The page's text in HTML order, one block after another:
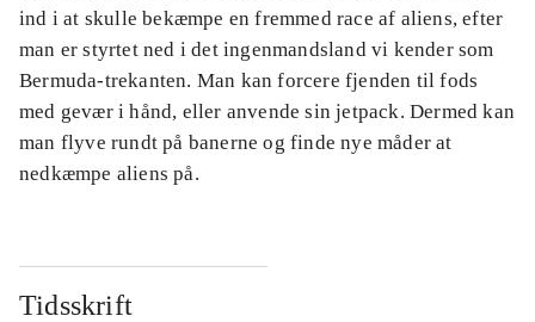
ind i at skulle bekæmpe en fremmed race af aliens, efter
man er styrtet ned i det ingenmandsland vi kender som
Bermuda-trekanten. Man kan forcere fjenden til fods
med gevær i hånd, eller anvende sin jetpack. Dermed kan
man flyve rundt på banerne og finde nye måder at
nedkæmpe aliens på.
Tidsskrift